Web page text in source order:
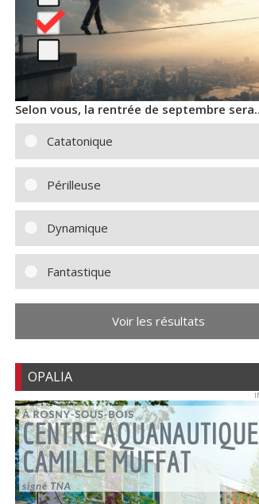
Selon vous, la rentrée de septembre
Catatonique
Périlleuse
Dynamique
Fantastique
Voir les résultats
OPALIA